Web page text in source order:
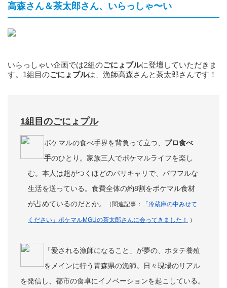
高森さん＆茶太郎さん、いらっしゃ〜い
いらっしゃい企画では2組のごにょブルに登壇していただきま
す。1組目のごにょブルは、漁師高森さんと茶太郎さんです！
1組目のごにょプル
ポケマルの食べ手界を背負って立つ、 プロ食べ
手のひとり。家族三人でポケマルライフを楽し
む。本人は超がつくほどのバリキャリで、パワフルな
生活を送っている。食費全体の約8割をポケマル食材
が占めているのだとか。
（関連記事： 「冷蔵庫の中みせて
ください」ポケマルMGUの茶太郎さんに会ってきました！ ）
「愛される漁師になること」が夢の、ホタテ養殖
をメインに行う青森県の漁師。日々現場のリアル
を発信し、都市の食卓にイノベーションを起こしている。